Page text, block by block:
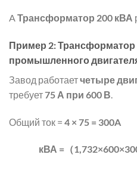
AТрансформатор 200 кВА
Пример 2: Трансформатор
промышленного
Завод работаетчетыре
требует75 А при 600 В
Общий ток = 4 × 75 = 300A
кВА =（